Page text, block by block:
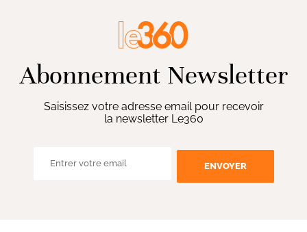
Abonnement Newsletter
Saisissez votre adresse email pour recevoir
la newsletter Le360
ENVOYER